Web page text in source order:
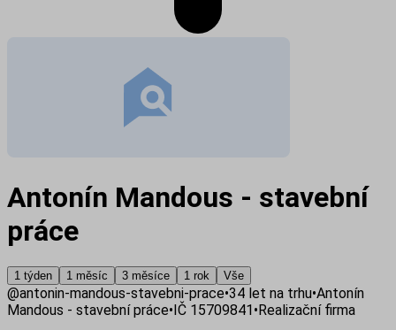
Antonín Mandous - stavební
práce
1 týden 1 měsíc 3 měsíce 1 rok Vše
@antonin-mandous-stavebni-prace•34 let na trhu•Antonín
Mandous - stavební práce•IČ 15709841•Realizační firma